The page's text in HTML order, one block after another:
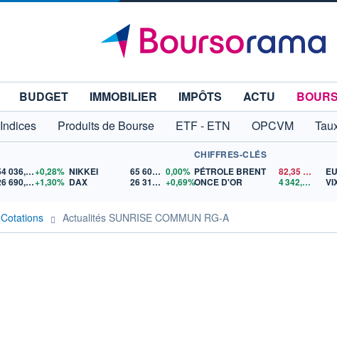
BUDGET IMMOBILIER IMPÔTS ACTU
Indices Produits de Bourse ETF - ETN OPCVM
54 036,93+0,28%
26 690,62+1,30%
NIKKEI 65 606,71 0,00%
DAX
26 319,45 +0,69%
CHIFFRES-CLÉS
PÉTROLE BRENT
82,35$US
ONCE D'OR
4 342,26 $US
Cotations Actualités SUNRISE COMMUN RG-A